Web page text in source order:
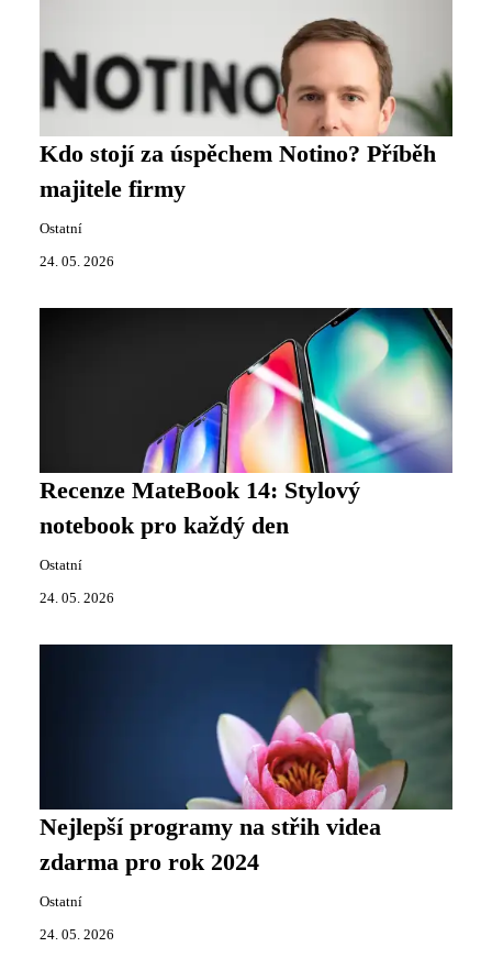
Kdo stojí za úspěchem Notino? Příběh
majitele firmy
Ostatní
24. 05. 2026
Recenze MateBook 14: Stylový
notebook pro každý den
Ostatní
24. 05. 2026
Nejlepší programy na střih videa
zdarma pro rok 2024
Ostatní
24. 05. 2026